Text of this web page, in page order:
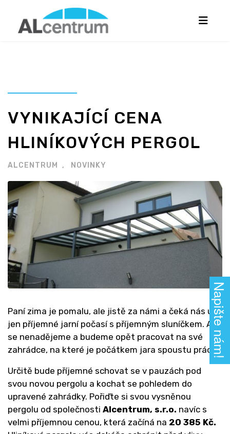
VYNIKAJÍCÍ CENA
HLINÍKOVÝCH PERGOL
ALCENTRUM NOVINKY
Paní zima je pomalu, ale jistě za námi a čeká nás už
jen příjemné jarní počasí s příjemným sluníčkem. Ani
se nenadějeme a budeme opět pracovat na své
zahrádce, na které je počátkem jara spoustu práce.
Určitě bude příjemné schovat se v pauzách pod
svou novou pergolu a kochat se pohledem do
upravené zahrádky. Pořiďte si svou vysněnou
pergolu od společnosti Alcentrum, s.r.o. navíc s
velmi příjemnou cenou, která začíná na 20 385 Kč.
Napište nám!